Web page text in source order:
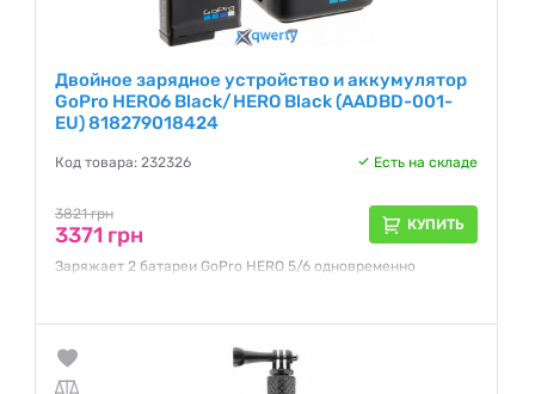
Двойное зарядное устройство и аккумулятор
GoPro HERO6 Black/HERO Black (AADBD-001-
EU) 818279018424
Код товара: 232326 Есть на складе
3821 грн
3371 грн КУПИТЬ
Заряжает 2 батареи GoPro HERO 5/6 одновременно
(1220 мАч) для GoPro HERO 5/6 в комплекте
Гарантия: